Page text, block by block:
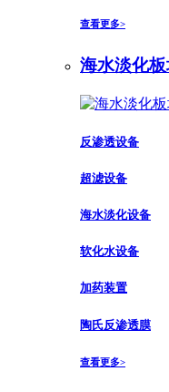
查看更多>
海水淡化
反渗透设备
超滤设备
海水淡化设备
软化水设备
加药装置
陶氏反渗透膜
查看更多>